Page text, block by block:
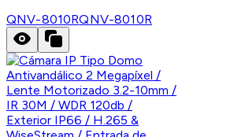
QNV-8010RQNV-8010R